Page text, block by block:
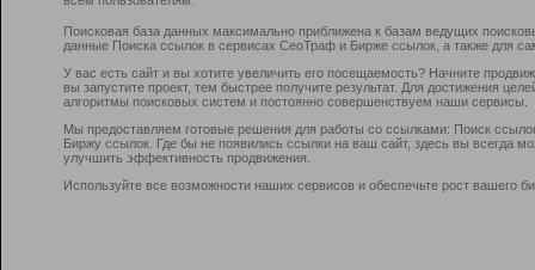
Поисковая база данных максимально приближена к базам ведущих
данные Поиска ссылок в сервисах СеоТраф и Бирже ссылок, а также для
У вас есть сайт и вы хотите увеличить его посещаемость? Начните
вы запустите проект, тем быстрее получите результат. Для достижения
алгоритмы поисковых систем и постоянно совершенствуем наши сервисы.
Мы предоставляем готовые решения для работы со ссылками: Поиск
Биржу ссылок. Где бы не появились ссылки на ваш сайт, здесь вы всегда
улучшить эффективность продвижения.
Используйте все возможности наших сервисов и обеспечьте рост вашего